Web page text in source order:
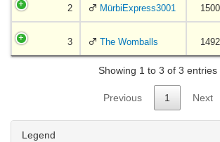
2 MürbiExpress3001 1500
3 The Womballs 1492
Showing 1 to 3 of 3 entries
Previous 1 Next
Legend